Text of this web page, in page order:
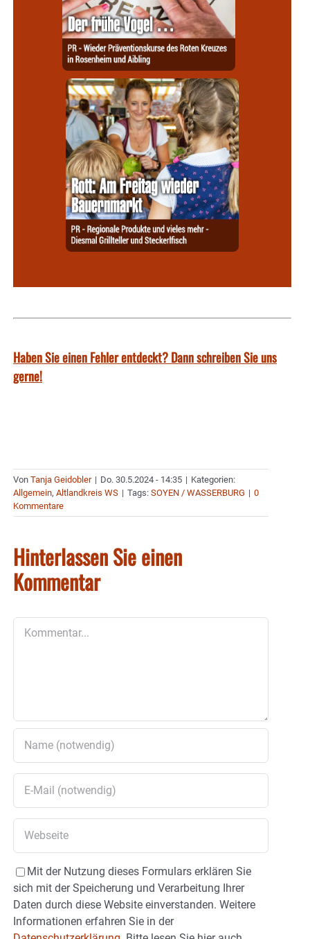
Haben Sie einen Fehler entdeckt? Dann schreiben Sie uns
gerne!
Von Tanja Geidobler | Do. 30.5.2024 - 14:35 | Kategorien:
Allgemein, Altlandkreis WS | Tags: SOYEN / WASSERBURG | 0
Kommentare
Hinterlassen Sie einen
Kommentar
Mit der Nutzung dieses Formulars erklären Sie
sich mit der Speicherung und Verarbeitung Ihrer
Daten durch diese Website einverstanden. Weitere
Informationen erfahren Sie in der